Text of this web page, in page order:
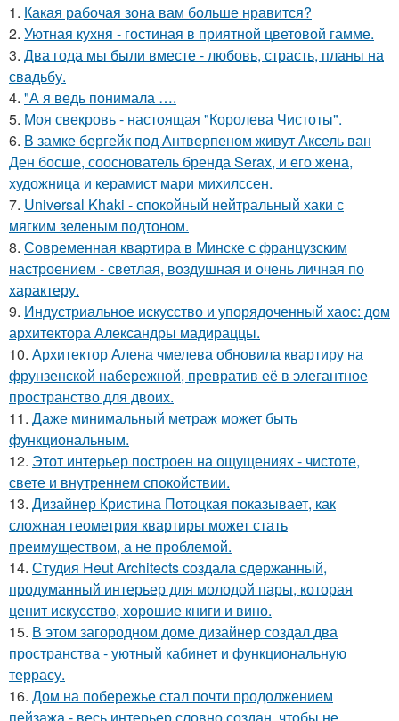
1. Какая рабочая зона вам больше нравится?
2. Уютная кухня - гостиная в приятной цветовой гамме.
3. Два года мы были вместе - любовь, страсть, планы на
свадьбу.
4. "А я ведь понимала ….
5. Моя свекровь - настоящая "Королева Чистоты".
6. В замке бергейк под Антверпеном живут Аксель ван
Ден босше, сооснователь бренда Serax, и его жена,
художница и керамист мари михилссен.
7. Universal Khaki - спокойный нейтральный хаки с
мягким зеленым подтоном.
8. Современная квартира в Минске с французским
настроением - светлая, воздушная и очень личная по
характеру.
9. Индустриальное искусство и упорядоченный хаос: дом
архитектора Александры мадираццы.
10. Архитектор Алена чмелева обновила квартиру на
фрунзенской набережной, превратив её в элегантное
пространство для двоих.
11. Даже минимальный метраж может быть
функциональным.
12. Этот интерьер построен на ощущениях - чистоте,
свете и внутреннем спокойствии.
13. Дизайнер Кристина Потоцкая показывает, как
сложная геометрия квартиры может стать
преимуществом, а не проблемой.
14. Студия Heut Architects создала сдержанный,
продуманный интерьер для молодой пары, которая
ценит искусство, хорошие книги и вино.
15. В этом загородном доме дизайнер создал два
пространства - уютный кабинет и функциональную
террасу.
16. Дом на побережье стал почти продолжением
пейзажа - весь интерьер словно создан, чтобы не